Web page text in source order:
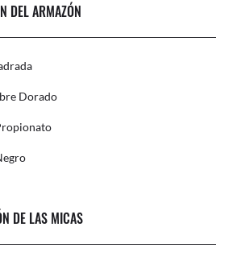
DEL ARMAZÓN
Dorado
DE LAS MICAS